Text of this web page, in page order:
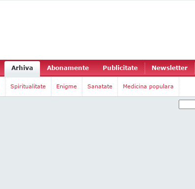
Arhiva Abonamente Publicitate Newsletter
Spiritualitate Enigme Sanatate Medicina populara